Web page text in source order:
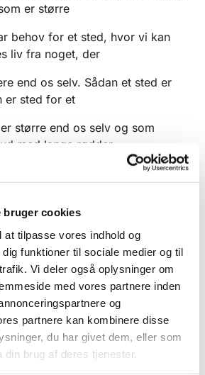
bruger cookies
at tilpasse vores indhold og
funktioner til sociale medier og til
Vi deler også oplysninger om
med vores partnere inden
og
partnere kan kombinere disse
du har givet dem, eller som
din brug af deres tjenester.
er større
behov for et sted, hvor vi kan
liv fra noget, der
end os selv. Sådan et sted er
er sted for et
større end os selv og som
med lange rødder
er et sted for tradition; sted
Værdier som gør os i stand
nutid. Kirken
i det, som har evig værdi,
Den
og eftertænksomhed, et
drikke af en
liv kan få en dybere og